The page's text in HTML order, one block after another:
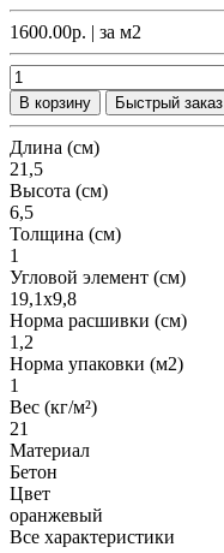
1600.00р. | за м2
В корзину Быстрый заказ
Длина (см)
21,5
Высота (см)
6,5
Толщина (см)
1
Угловой элемент (см)
19,1х9,8
Норма расшивки (см)
1,2
Норма упаковки (м2)
1
Вес (кг/м²)
21
Материал
Бетон
Цвет
оранжевый
Все характеристики